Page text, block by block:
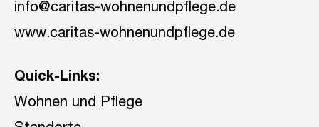
info@caritas-wohnenundpflege.de
www.caritas-wohnenundpflege.de
Quick-Links:
Wohnen und Pflege